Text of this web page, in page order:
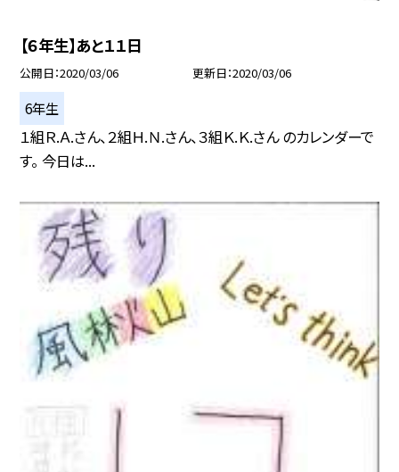
【６年生】あと１１日
公開日 2020/03/06 更新日 2020/03/06
6年生
１組Ｒ.Ａ.さん、２組Ｈ.Ｎ.さん、３組Ｋ.Ｋ.さん のカレンダーで
す。 今日は...